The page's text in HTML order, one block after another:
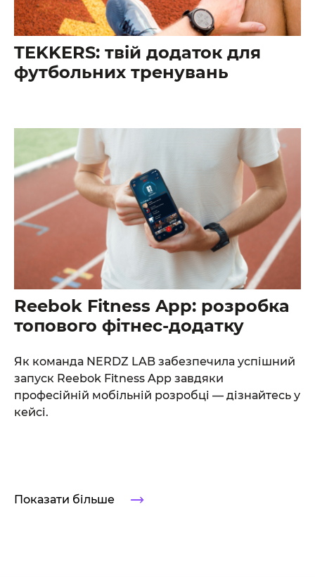
TEKKERS: твій додаток для
футбольних тренувань
Reebok Fitness App: розробка
топового фітнес-додатку
Як команда NERDZ LAB забезпечила успішний
запуск Reebok Fitness App завдяки
професійній мобільній розробці — дізнайтесь у
кейсі.
Показати більше